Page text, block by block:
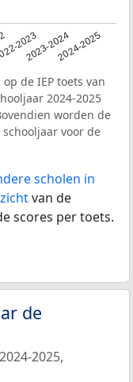
2023
2023-20242024-2025
de IEP toets van
2024-2025
worden de
voor de
scholen in
van de
scores per toets.
de
2025,